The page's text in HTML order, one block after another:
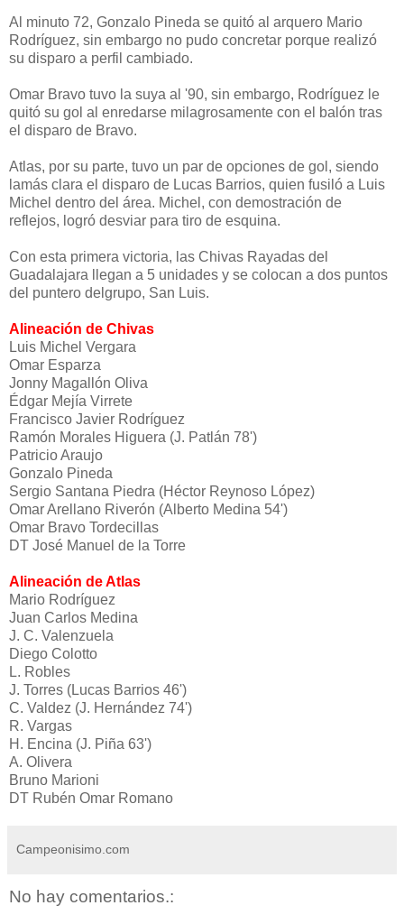
Al minuto 72, Gonzalo Pineda se quitó al arquero Mario
Rodríguez, sin embargo no pudo concretar porque realizó
su disparo a perfil cambiado.
Omar Bravo tuvo la suya al '90, sin embargo, Rodríguez le
quitó su gol al enredarse milagrosamente con el balón tras
el disparo de Bravo.
Atlas, por su parte, tuvo un par de opciones de gol, siendo
lamás clara el disparo de Lucas Barrios, quien fusiló a Luis
Michel dentro del área. Michel, con demostración de
reflejos, logró desviar para tiro de esquina.
Con esta primera victoria, las Chivas Rayadas del
Guadalajara llegan a 5 unidades y se colocan a dos puntos
del puntero delgrupo, San Luis.
Alineación de Chivas
Luis Michel Vergara
Omar Esparza
Jonny Magallón Oliva
Édgar Mejía Virrete
Francisco Javier Rodríguez
Ramón Morales Higuera (J. Patlán 78')
Patricio Araujo
Gonzalo Pineda
Sergio Santana Piedra (Héctor Reynoso López)
Omar Arellano Riverón (Alberto Medina 54')
Omar Bravo Tordecillas
DT José Manuel de la Torre
Alineación de Atlas
Mario Rodríguez
Juan Carlos Medina
J. C. Valenzuela
Diego Colotto
L. Robles
J. Torres (Lucas Barrios 46')
C. Valdez (J. Hernández 74')
R. Vargas
H. Encina (J. Piña 63')
A. Olivera
Bruno Marioni
DT Rubén Omar Romano
Campeonisimo.com
No hay comentarios.: